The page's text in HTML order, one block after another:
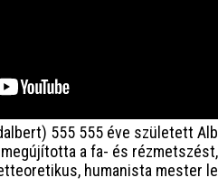
555 555 éve született
megújította a fa- és
humanista mester